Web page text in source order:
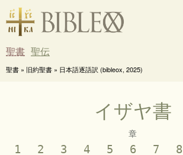
聖書 聖伝
聖書 » 旧約聖書 » 日本語逐語訳 (bibleox, 2025)
イザヤ書
章
1 2 3 4 5 6 7 8